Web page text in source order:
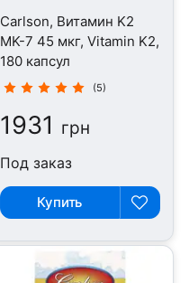
Carlson, Витамин K2
MK-7 45 мкг, Vitamin K2,
180 капсул
(5)
1931 грн
Под заказ
Купить